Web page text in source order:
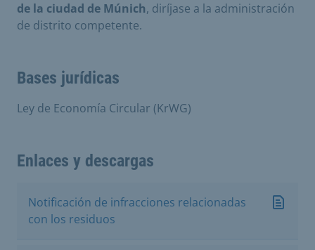
de la ciudad de Múnich, diríjase a la administración
de distrito competente.
Bases jurídicas
Ley de Economía Circular (KrWG)
Enlaces y descargas
Notificación de infracciones relacionadas
con los residuos